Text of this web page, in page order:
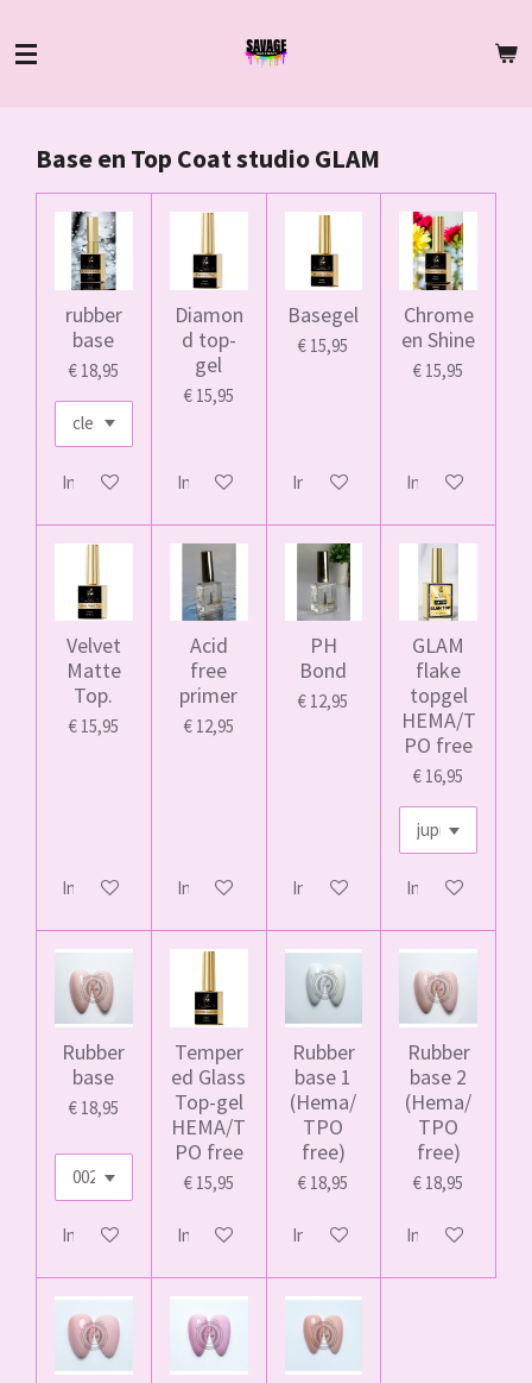
direct
Base en Top Coat studio GLAM
rubber
base
€ 18,95
In winkelwagen
Diamon
d top-
gel
€ 15,95
In winkelwagen
Basegel
€ 15,95
In winkelwagen
Chrome
en Shine
€ 15,95
In winkelwagen
Velvet
Matte
Top.
€ 15,95
In winkelwagen
Acid
free
primer
€ 12,95
In winkelwagen
PH
Bond
€ 12,95
In winkelwagen
GLAM
flake
topgel
HEMA/T
PO free
€ 16,95
In winkelwagen
Rubber
base
€ 18,95
In winkelwagen
Temper
ed Glass
Top-gel
HEMA/T
PO free
€ 15,95
In winkelwagen
Rubber
base 1
(Hema/
TPO
free)
€ 18,95
In winkelwagen
Rubber
base 2
(Hema/
TPO
free)
€ 18,95
In winkelwagen